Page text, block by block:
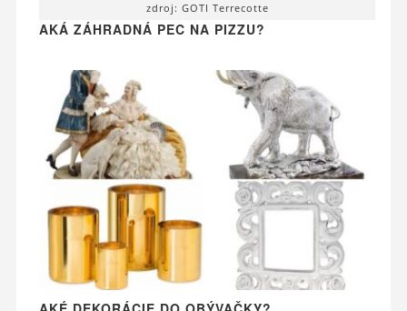
zdroj: GOTI Terrecotte
AKÁ ZÁHRADNÁ PEC NA PIZZU?